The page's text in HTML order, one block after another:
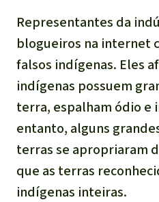
Representantes da
blogueiros na internet
falsos indígenas. Eles
indígenas possuem
terra, espalham ódio e
entanto, alguns
terras se apropriaram
que as terras
indígenas inteiras.